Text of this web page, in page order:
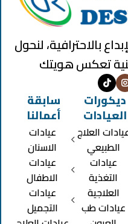
بالاحترافية، لنحول
تعكس هويتك
ديكورات
العيادات
العلاج
الطبيعي
عيادات
التغذية
العلاجية
عيادات طب
سابقة
أعمالنا
عيادات
الاسنان
عيادات
الاطفال
عيادات
التجميل